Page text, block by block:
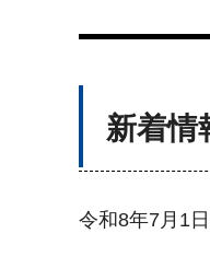
新着情
令和8年7月1